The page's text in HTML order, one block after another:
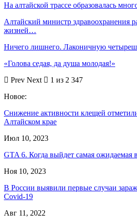
На алтайской трассе образовалась
Алтайский министр здравоохранения
жизней…
Ничего лишнего. Лаконичную
«Голова седая, да душа молодая!»
Prev Next
1 из 2 347
Новое:
Снижение активности клещей
Алтайском крае
Июл 10, 2023
GTA 6. Когда выйдет самая ожидаемая
Ноя 10, 2023
В России выявили первые случаи
Covid-19
Авг 11, 2022